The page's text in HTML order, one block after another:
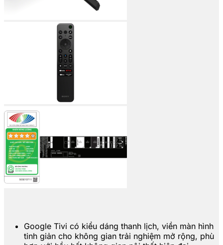
Google Tivi có kiểu dáng thanh lịch, viền màn hình
tinh giản cho không gian trải nghiệm mở rộng, phù